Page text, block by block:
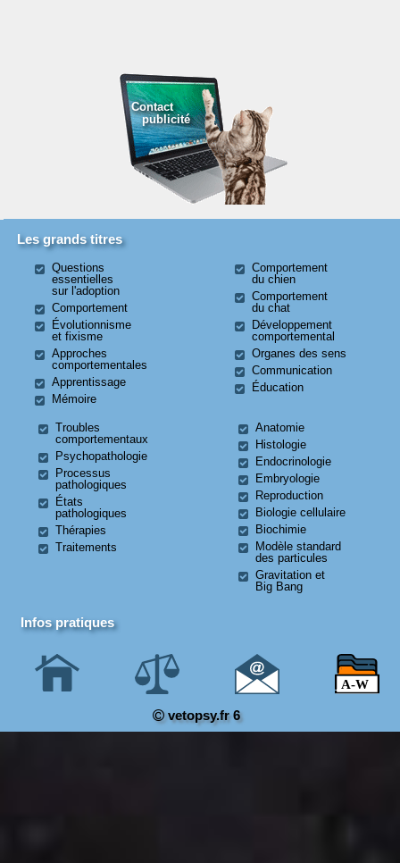
Contact
publicité
Les grands titres
Questions
essentielles
sur l'adoption
Comportement
Évolutionnisme
et fixisme
Approches
comportementales
Apprentissage
Mémoire
Comportement
du chien
Comportement
du chat
Développement
comportemental
Organes des sens
Communication
Éducation
Troubles
comportementaux
Psychopathologie
Processus
pathologiques
États
pathologiques
Thérapies
Traitements
Anatomie
Histologie
Endocrinologie
Embryologie
Reproduction
Biologie cellulaire
Biochimie
Modèle standard
des particules
Gravitation et
Big Bang
Infos pratiques
vetopsy.fr 6